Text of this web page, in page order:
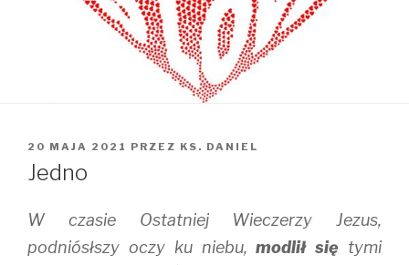
OPUBLIKOWANE
W
20 MAJA 2021 PRZEZ KS. DANIEL
Jedno
W czasie Ostatniej Wieczerzy Jezus,
podniósłszy oczy ku niebu,modlił się tymi